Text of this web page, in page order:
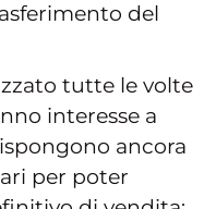
del
tutte le volte
interesse a
ancora
per poter